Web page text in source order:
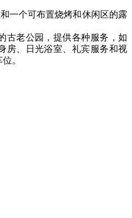
一个可布置烧烤和休闲区的露
古老公园，提供各种服务，如
房、日光浴室、礼宾服务和视
。